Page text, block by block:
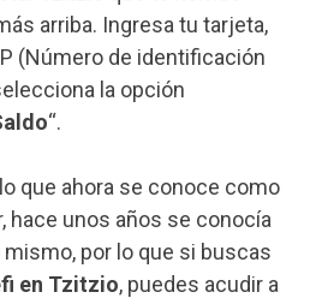
arriba. Ingresa tu tarjeta,
(Número de identificación
la opción
“.
que ahora se conoce como
hace unos años se conocía
por lo que si buscas
en Tzitzio, puedes acudir a